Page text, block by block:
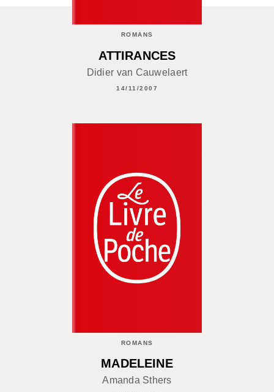
ROMANS
ATTIRANCES
Didier van Cauwelaert
14/11/2007
ROMANS
MADELEINE
Amanda Sthers